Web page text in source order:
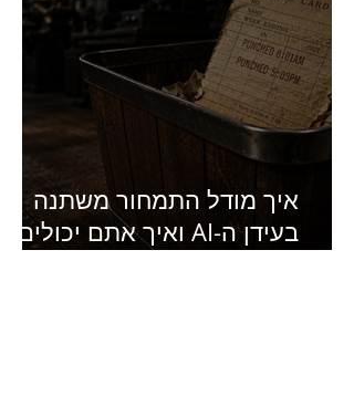
איך מודל התמחור משתנה
בעידן ה-AI ואיך אתם יכולים